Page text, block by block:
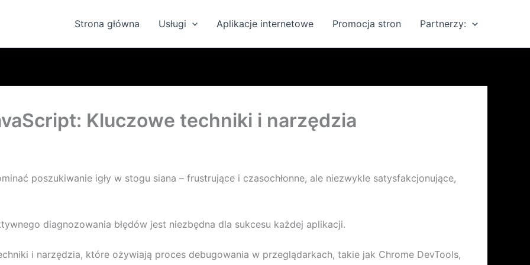
Strona główna Usługi Aplikacje internetowe Promocja stron Partnerzy:
Kluczowe techniki i narzędzia
poszukiwanie igły w stogu siana – frustrujące i czasochłonne, ale niezwykle satysfakcjonujące,
diagnozowania błędów jest niezbędna dla sukcesu każdej aplikacji.
i narzędzia, które ożywiają proces debugowania w przeglądarkach, takie jak Chrome DevTools,